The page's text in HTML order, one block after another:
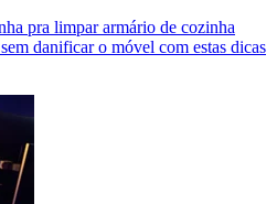
pra limpar armário de cozinha
danificar o móvel com estas dicas